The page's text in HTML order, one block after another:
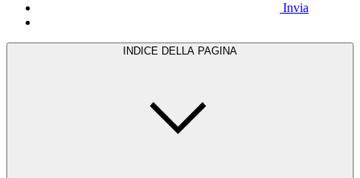
Invia
INDICE DELLA PAGINA